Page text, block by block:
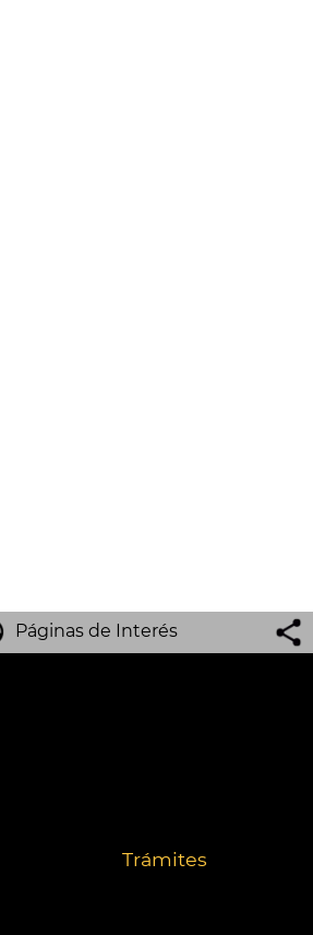
Páginas de Interés
Trámites